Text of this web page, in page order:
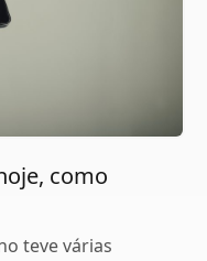
como
teve várias